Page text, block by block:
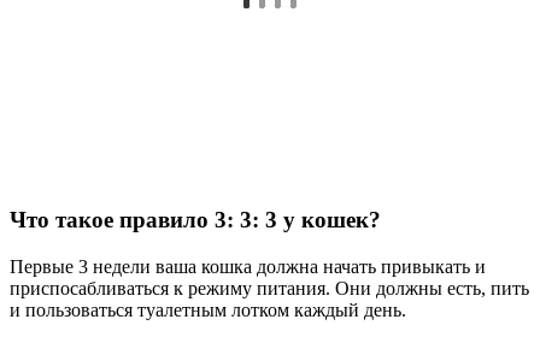
Что такое правило 3: 3: 3 у кошек?
Первые 3 недели ваша кошка должна начать привыкать и
приспосабливаться к режиму питания. Они должны есть, пить
и пользоваться туалетным лотком каждый день.